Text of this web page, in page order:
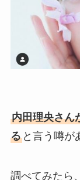
内田理央さん
ると言う噂が
調べてみたら